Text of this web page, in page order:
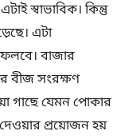
স্বাভাবিক। কিন্তু
এটা
বাজার
বীজ সংরক্ষণ
গাছে যেমন পোকার
প্রয়োজন হয়